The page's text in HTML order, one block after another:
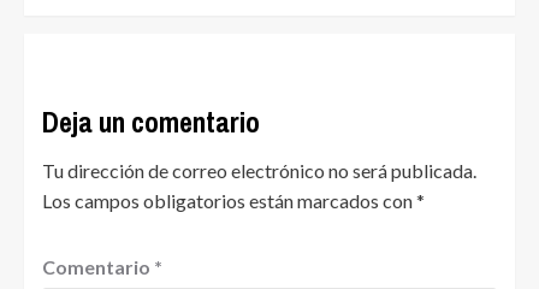
Deja un comentario
Tu dirección de correo electrónico no será publicada.
Los campos obligatorios están marcados con*
Comentario *